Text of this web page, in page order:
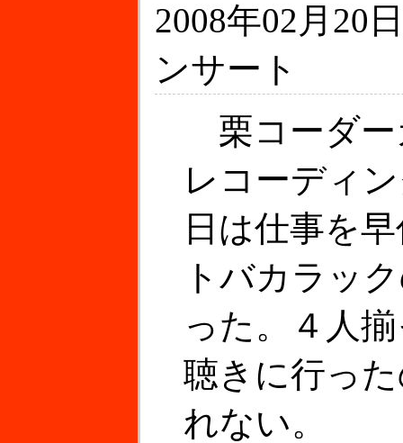
2008年02月20
ンサート
栗コーダー
レコーディ
日は仕事を
トバカラッ
った。４人
聴きに行っ
れない。